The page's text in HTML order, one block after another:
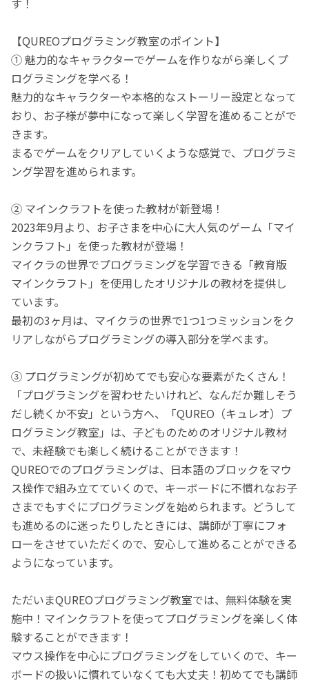
【QUREOプログラミング教室のポイント】
① 魅力的なキャラクターでゲームを作りながら楽しくプ
ログラミングを学べる！
魅力的なキャラクターや本格的なストーリー設定となって
おり、お子様が夢中になって楽しく学習を進めることがで
きます。
まるでゲームをクリアしていくような感覚で、プログラミ
ング学習を進められます。
② マインクラフトを使った教材が新登場！
2023年9月より、お子さまを中心に大人気のゲーム「マイ
ンクラフト」を使った教材が登場！
マイクラの世界でプログラミングを学習できる「教育版
マインクラフト」を使用したオリジナルの教材を提供し
ています。
最初の3ヶ月は、マイクラの世界で1つ1つミッションをク
リアしながらプログラミングの導入部分を学べます。
③ プログラミングが初めてでも安心な要素がたくさん！
「プログラミングを習わせたいけれど、なんだか難しそう
だし続くか不安」という方へ、「QUREO（キュレオ）プ
ログラミング教室」は、子どものためのオリジナル教材
で、未経験でも楽しく続けることができます！
QUREOでのプログラミングは、日本語のブロックをマウ
ス操作で組み立てていくので、キーボードに不慣れなお子
さまでもすぐにプログラミングを始められます。どうして
も進めるのに迷ったりしたときには、講師が丁寧にフォ
ローをさせていただくので、安心して進めることができる
ようになっています。
ただいまQUREOプログラミング教室では、無料体験を実
施中！マインクラフトを使ってプログラミングを楽しく体
験することができます！
マウス操作を中心にプログラミングをしていくので、キー
ボードの扱いに慣れていなくても大丈夫！初めてでも講師